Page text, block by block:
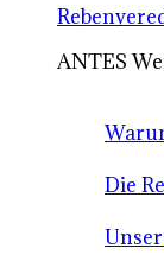
ANTES
Die